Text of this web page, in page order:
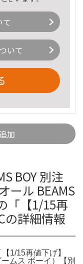
て
いて
加
BOY 別注
ール BEAMS
「【1/15再
の詳細情報
1/15再値下げ】
ムス ボーイ）【別